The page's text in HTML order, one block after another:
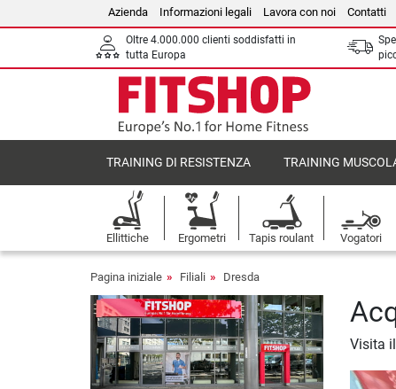
Azienda Informazioni legali Lavora con noi Contatti
Oltre 4.000.000 clienti soddisfatti in
tutta Europa
TRAINING DI RESISTENZA TRAINING
Ellittiche Ergometri Tapis roulant Vogatori
Pagina iniziale Filiali Dresda
Visita